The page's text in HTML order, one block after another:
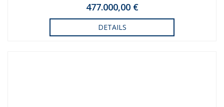
477.000,00 €
DETAILS